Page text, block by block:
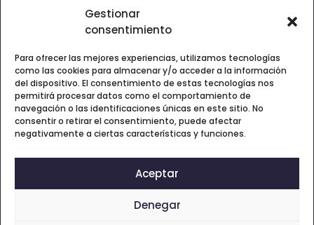
Gestionar
consentimiento
Para ofrecer las mejores experiencias, utilizamos tecnologías
como las cookies para almacenar y/o acceder a la información
del dispositivo. El consentimiento de estas tecnologías nos
permitirá procesar datos como el comportamiento de
navegación o las identificaciones únicas en este sitio. No
consentir o retirar el consentimiento, puede afectar
negativamente a ciertas características y funciones.
Aceptar
Denegar
marketing y permitir este contenido